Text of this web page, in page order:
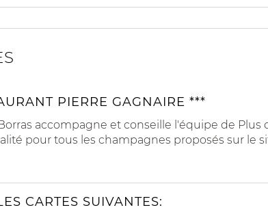
PIERRE GAGNAIRE ***
accompagne et conseille l'équipe de Plus
pour tous les champagnes proposés sur le
CARTES SUIVANTES: